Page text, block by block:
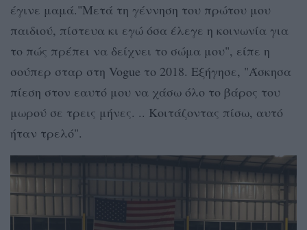
έγινε μαμά."Μετά τη γέννηση του πρώτου μου
παιδιού, πίστευα κι εγώ όσα έλεγε η κοινωνία για
το πώς πρέπει να δείχνει το σώμα μου", είπε η
σούπερ σταρ στη Vogue το 2018. Εξήγησε, "Άσκησα
πίεση στον εαυτό μου να χάσω όλο το βάρος του
μωρού σε τρεις μήνες. .. Κοιτάζοντας πίσω, αυτό
ήταν τρελό".